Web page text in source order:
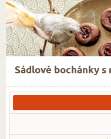
Sádlové bochánky